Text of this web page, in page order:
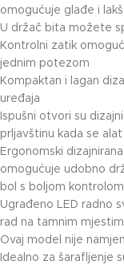
omogućuje glađe i
U držač bita možete
Kontrolni zatik
jednim potezom
Kompaktan i lagan
uređaja
Ispušni otvori su
prljavštinu kada se
Ergonomski
omogućuje udobno
bol s boljom
Ugrađeno LED radno
rad na tamnim
Ovaj model nije
Idealno za šarafljenje